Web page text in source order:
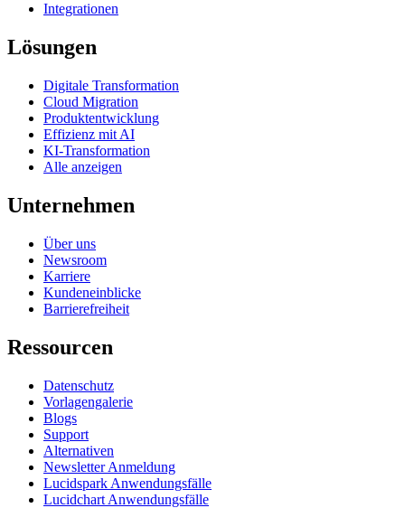
Integrationen
Lösungen
Digitale Transformation
Cloud Migration
Produktentwicklung
Effizienz mit AI
KI-Transformation
Alle anzeigen
Unternehmen
Über uns
Newsroom
Karriere
Kundeneinblicke
Barrierefreiheit
Ressourcen
Datenschutz
Vorlagengalerie
Blogs
Support
Alternativen
Newsletter Anmeldung
Lucidspark Anwendungsfälle
Lucidchart Anwendungsfälle